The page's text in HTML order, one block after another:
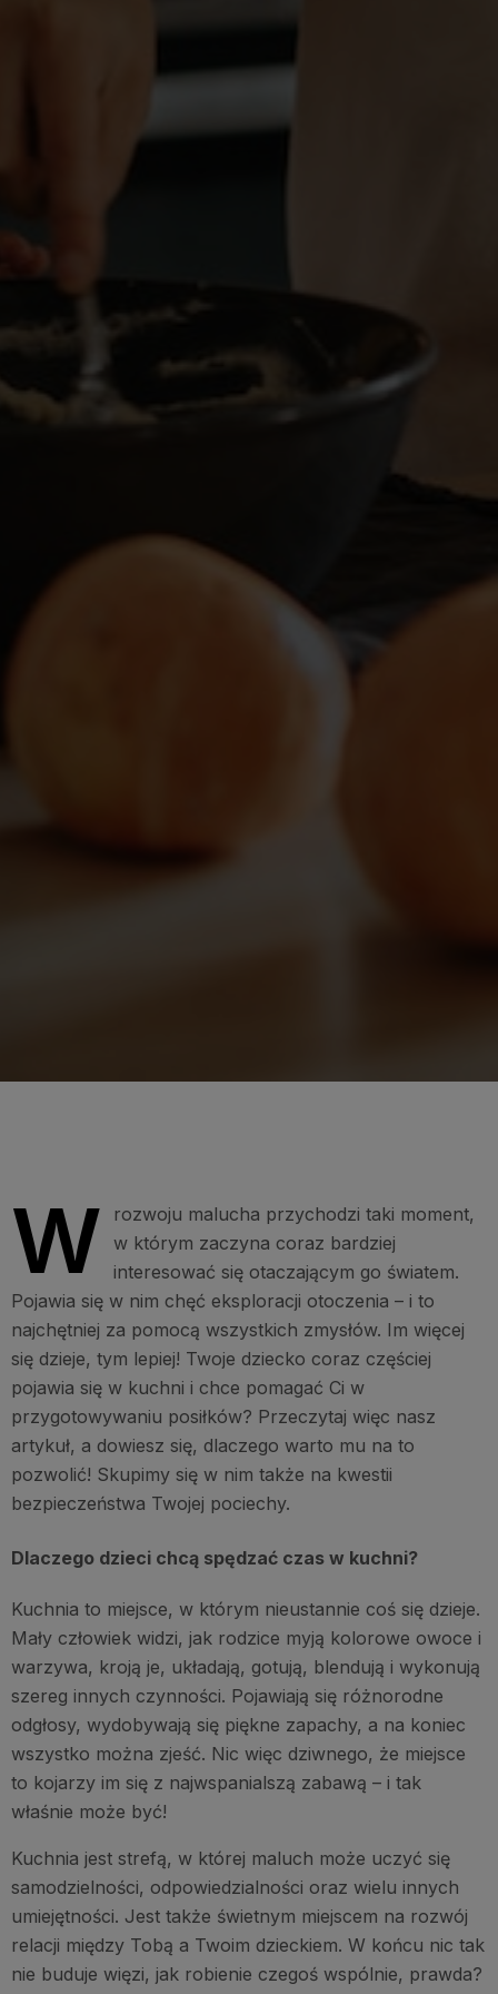
W
rozwoju malucha przychodzi taki moment,
w którym zaczyna coraz bardziej
interesować się otaczającym go światem.
Pojawia się w nim chęć eksploracji otoczenia – i to
najchętniej za pomocą wszystkich zmysłów. Im więcej
się dzieje, tym lepiej! Twoje dziecko coraz częściej
pojawia się w kuchni i chce pomagać Ci w
przygotowywaniu posiłków? Przeczytaj więc nasz
artykuł, a dowiesz się, dlaczego warto mu na to
pozwolić! Skupimy się w nim także na kwestii
bezpieczeństwa Twojej pociechy.
Dlaczego dzieci chcą spędzać czas w kuchni?
Kuchnia to miejsce, w którym nieustannie coś się dzieje.
Mały człowiek widzi, jak rodzice myją kolorowe owoce i
warzywa, kroją je, układają, gotują, blendują i wykonują
szereg innych czynności. Pojawiają się różnorodne
odgłosy, wydobywają się piękne zapachy, a na koniec
wszystko można zjeść. Nic więc dziwnego, że miejsce
to kojarzy im się z najwspanialszą zabawą – i tak
właśnie może być!
Kuchnia jest strefą, w której maluch może uczyć się
samodzielności, odpowiedzialności oraz wielu innych
umiejętności. Jest także świetnym miejscem na rozwój
relacji między Tobą a Twoim dzieckiem. W końcu nic tak
nie buduje więzi, jak robienie czegoś wspólnie, prawda?